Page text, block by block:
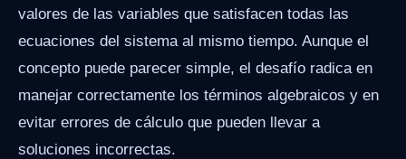
valores de las variables que satisfacen todas las
ecuaciones del sistema al mismo tiempo. Aunque el
concepto puede parecer simple, el desafío radica en
manejar correctamente los términos algebraicos y en
evitar errores de cálculo que pueden llevar a
soluciones incorrectas.